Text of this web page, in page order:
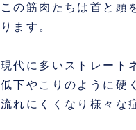
この筋肉たちは首と頭
ります。
現代に多いストレート
低下やこりのように硬
流れにくくなり様々な